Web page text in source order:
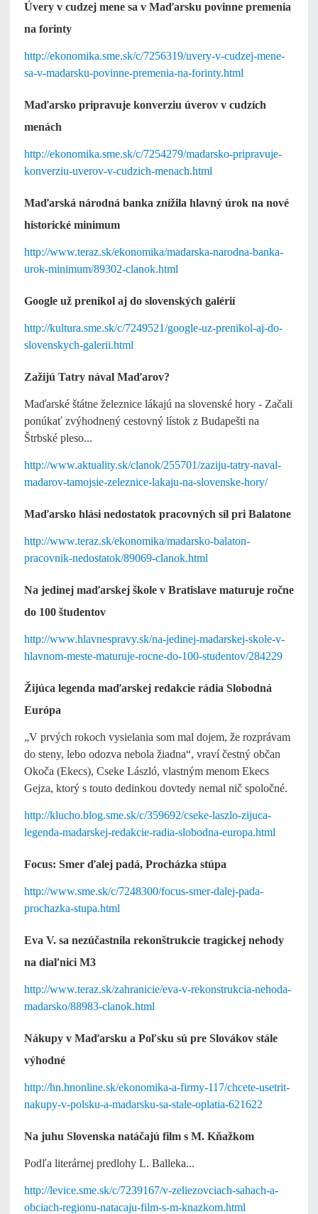
Úvery v cudzej mene sa v Maďarsku povinne premenia
na forinty
http://ekonomika.sme.sk/c/7256319/uvery-v-cudzej-mene-
sa-v-madarsku-povinne-premenia-na-forinty.html
Maďarsko pripravuje konverziu úverov v cudzích
menách
http://ekonomika.sme.sk/c/7254279/madarsko-pripravuje-
konverziu-uverov-v-cudzich-menach.html
Maďarská národná banka znížila hlavný úrok na nové
historické minimum
http://www.teraz.sk/ekonomika/madarska-narodna-banka-
urok-minimum/89302-clanok.html
Google už prenikol aj do slovenských galérií
http://kultura.sme.sk/c/7249521/google-uz-prenikol-aj-do-
slovenskych-galerii.html
Zažijú Tatry nával Maďarov?
Maďarské štátne železnice lákajú na slovenské hory - Začali
ponúkať zvýhodnený cestovný lístok z Budapešti na
Štrbské pleso...
http://www.aktuality.sk/clanok/255701/zaziju-tatry-naval-
madarov-tamojsie-zeleznice-lakaju-na-slovenske-hory/
Maďarsko hlási nedostatok pracovných síl pri Balatone
http://www.teraz.sk/ekonomika/madarsko-balaton-
pracovnik-nedostatok/89069-clanok.html
Na jedinej maďarskej škole v Bratislave maturuje ročne
do 100 študentov
http://www.hlavnespravy.sk/na-jedinej-madarskej-skole-v-
hlavnom-meste-maturuje-rocne-do-100-studentov/284229
Žijúca legenda maďarskej redakcie rádia Slobodná
Európa
„V prvých rokoch vysielania som mal dojem, že rozprávam
do steny, lebo odozva nebola žiadna“, vraví čestný občan
Okoča (Ekecs), Cseke László, vlastným menom Ekecs
Gejza, ktorý s touto dedinkou dovtedy nemal nič spoločné.
http://klucho.blog.sme.sk/c/359692/cseke-laszlo-zijuca-
legenda-madarskej-redakcie-radia-slobodna-europa.html
Focus: Smer ďalej padá, Procházka stúpa
http://www.sme.sk/c/7248300/focus-smer-dalej-pada-
prochazka-stupa.html
Eva V. sa nezúčastnila rekonštrukcie tragickej nehody
na diaľnici M3
http://www.teraz.sk/zahranicie/eva-v-rekonstrukcia-nehoda-
madarsko/88983-clanok.html
Nákupy v Maďarsku a Poľsku sú pre Slovákov stále
výhodné
http://hn.hnonline.sk/ekonomika-a-firmy-117/chcete-usetrit-
nakupy-v-polsku-a-madarsku-sa-stale-oplatia-621622
Na juhu Slovenska natáčajú film s M. Kňažkom
Podľa literárnej predlohy L. Balleka...
http://levice.sme.sk/c/7239167/v-zeliezovciach-sahach-a-
obciach-regionu-natacaju-film-s-m-knazkom.html